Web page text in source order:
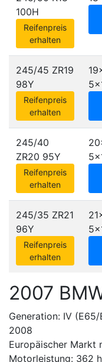
100H
Reifenpreis
erhalten
245/45 ZR19
98Y
Reifenpreis
erhalten
245/40
ZR20 95Y
Reifenpreis
erhalten
245/35 ZR21
96Y
Reifenpreis
erhalten
2007
Generation: IV
2008
Europäischer Markt
Motorleistung: 362